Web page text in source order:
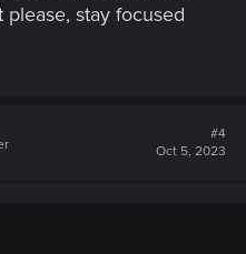
stay focused
#4
Oct 5, 2023